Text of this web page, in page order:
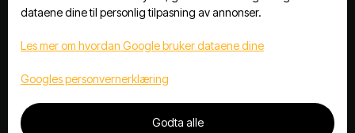
dataene dine til personlig tilpasning av annonser.
Les mer om hvordan Google bruker dataene dine
Googles personvernerklæring
Godta alle
Trafikant i mørket (mørkekjøring)
Førstehjelp og tiltak ved trafikkulykke
Utvidelseskurs A1-A2
Utvidelseskurs A2-A